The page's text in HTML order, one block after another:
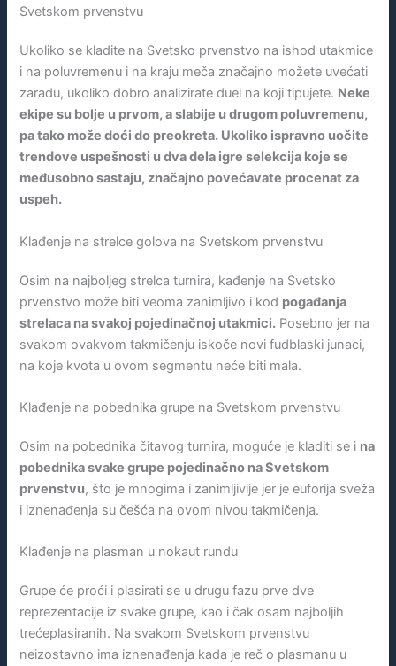
Svetskom prvenstvu
Ukoliko se kladite na Svetsko prvenstvo na ishod utakmice
i na poluvremenu i na kraju meča značajno možete uvećati
zaradu, ukoliko dobro analizirate duel na koji tipujete. Neke
ekipe su bolje u prvom, a slabije u drugom poluvremenu,
pa tako može doći do preokreta. Ukoliko ispravno uočite
trendove uspešnosti u dva dela igre selekcija koje se
međusobno sastaju, značajno povećavate procenat za
uspeh.
Klađenje na strelce golova na Svetskom prvenstvu
Osim na najboljeg strelca turnira, kađenje na Svetsko
prvenstvo može biti veoma zanimljivo i kod pogađanja
strelaca na svakoj pojedinačnoj utakmici. Posebno jer na
svakom ovakvom takmičenju iskoče novi fudblaski junaci,
na koje kvota u ovom segmentu neće biti mala.
Klađenje na pobednika grupe na Svetskom prvenstvu
Osim na pobednika čitavog turnira, moguće je kladiti se i na
pobednika svake grupe pojedinačno na Svetskom
prvenstvu, što je mnogima i zanimljivije jer je euforija sveža
i iznenađenja su češća na ovom nivou takmičenja.
Klađenje na plasman u nokaut rundu
Grupe će proći i plasirati se u drugu fazu prve dve
reprezentacije iz svake grupe, kao i čak osam najboljih
trećeplasiranih. Na svakom Svetskom prvenstvu
neizostavno ima iznenađenja kada je reč o plasmanu u